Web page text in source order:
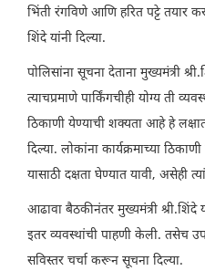
भिंती रंगविणे आणि हरित पट्टे तयार
शिंदे यांनी दिल्या.
पोलिसांना सूचना देताना मुख्यमंत्री
त्याचप्रमाणे पार्किंगचीही योग्य ती
ठिकाणी येण्याची शक्यता आहे हे
दिल्या. लोकांना कार्यक्रमाच्या
यासाठी दक्षता घेण्यात यावी, असेही
आढावा बैठकीनंतर मुख्यमंत्री श्री.शिंदे
इतर व्यवस्थांची पाहणी केली. तसेच
सविस्तर चर्चा करून सूचना दिल्या.